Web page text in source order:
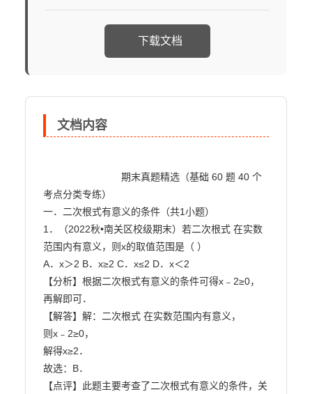
下载文档
文档内容